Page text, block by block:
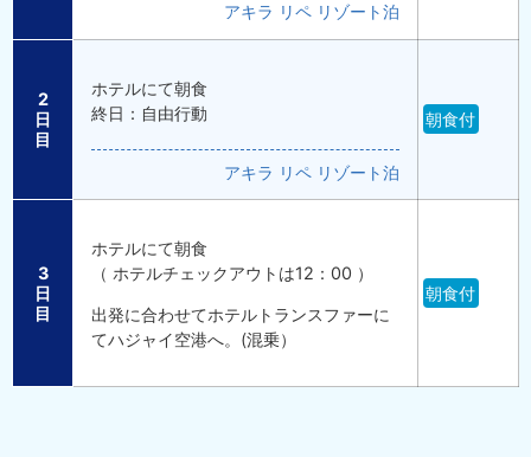
アキラ リペ リゾート泊
2
日
目
ホテルにて朝食
終日：自由行動
アキラ リペ リゾート泊
朝食付
3
日
目
ホテルにて朝食
（ ホテルチェックアウトは12：00 ）
出発に合わせてホテルトランスファーに
てハジャイ空港へ。(混乗）
朝食付